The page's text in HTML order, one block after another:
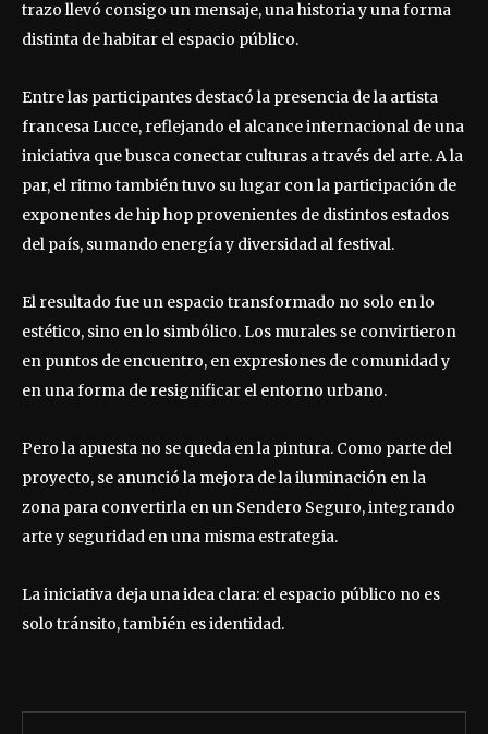
trazo llevó consigo un mensaje, una historia y una forma
distinta de habitar el espacio público.
Entre las participantes destacó la presencia de la artista
francesa Lucce, reflejando el alcance internacional de una
iniciativa que busca conectar culturas a través del arte. A la
par, el ritmo también tuvo su lugar con la participación de
exponentes de hip hop provenientes de distintos estados
del país, sumando energía y diversidad al festival.
El resultado fue un espacio transformado no solo en lo
estético, sino en lo simbólico. Los murales se convirtieron
en puntos de encuentro, en expresiones de comunidad y
en una forma de resignificar el entorno urbano.
Pero la apuesta no se queda en la pintura. Como parte del
proyecto, se anunció la mejora de la iluminación en la
zona para convertirla en un Sendero Seguro, integrando
arte y seguridad en una misma estrategia.
La iniciativa deja una idea clara: el espacio público no es
solo tránsito, también es identidad.